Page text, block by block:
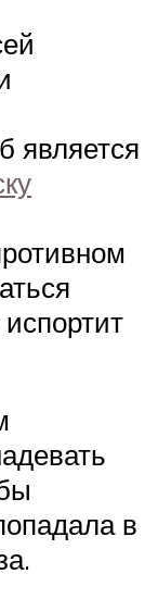
является
в